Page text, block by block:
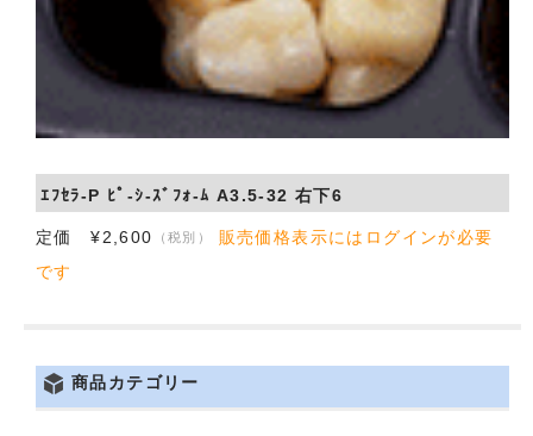
ｴﾌｾﾗ-P ﾋﾟ-ｼ-ｽﾞﾌｫ-ﾑ A3.5-32 右下6
定価 ¥2,600 （税別）
販売価格表示にはログインが必要
です
商品カテゴリー